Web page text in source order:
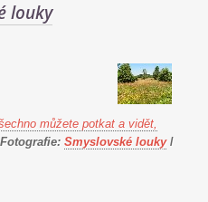
louky
můžete potkat a vidět,
Fotografie: Smyslovské louky /